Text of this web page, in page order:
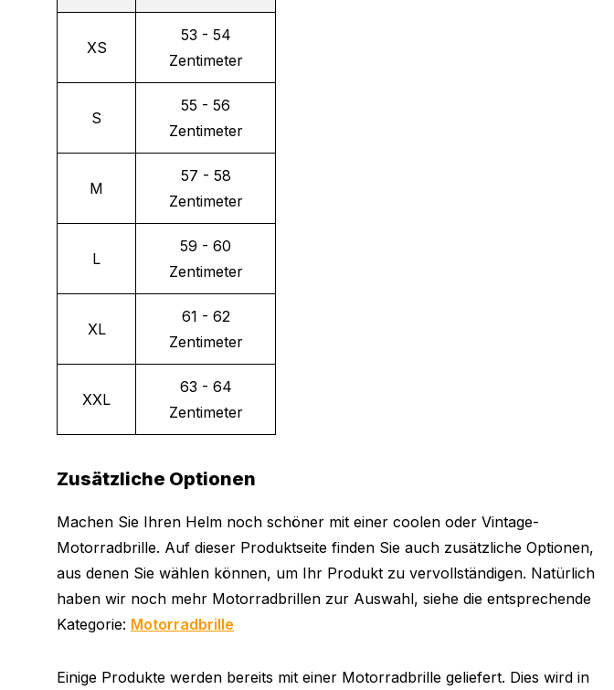
XS
53 - 54
Zentimeter
S
55 - 56
Zentimeter
M
57 - 58
Zentimeter
L
59 - 60
Zentimeter
XL
61 - 62
Zentimeter
XXL
63 - 64
Zentimeter
Zusätzliche Optionen
Machen Sie Ihren Helm noch schöner mit einer coolen oder Vintage-
Motorradbrille. Auf dieser Produktseite finden Sie auch zusätzliche Optionen,
aus denen Sie wählen können, um Ihr Produkt zu vervollständigen. Natürlich
haben wir noch mehr Motorradbrillen zur Auswahl, siehe die entsprechende
Kategorie: Motorradbrille
Einige Produkte werden bereits mit einer Motorradbrille geliefert. Dies wird in